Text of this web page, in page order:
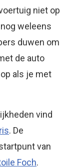
niet op
weleens
duwen om
de auto
als je met
vind
. De
van
Foch.